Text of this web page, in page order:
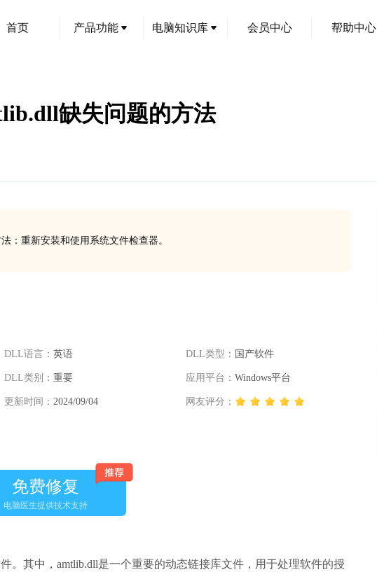
首页 产品功能 电脑知识库 会员中心 帮助中心
缺失问题的方法
：重新安装和使用系统文件检查器。
DLL语言： 英语
DLL类别： 重要
更新时间： 2024/09/04
DLL类型： 国产软件
应用平台：Windows平台
网友评分：
免费修复
电脑医生提供技术支持
。其中，amtlib.dll是一个重要的动态链接库文件，用于处理软件的授